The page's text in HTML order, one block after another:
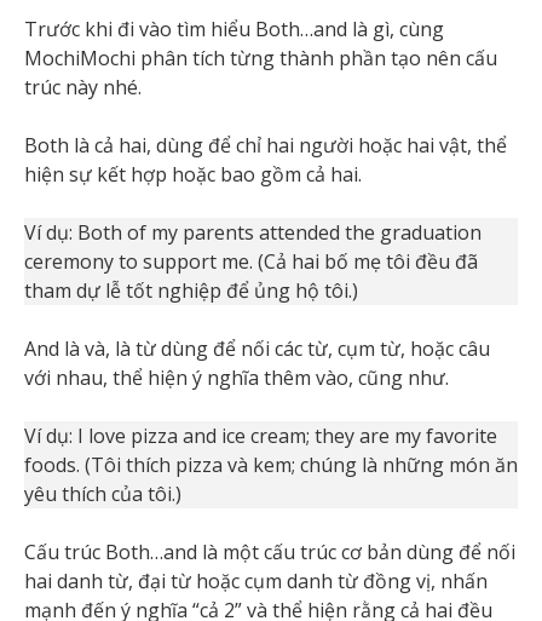
Trước khi đi vào tìm hiểu Both…and là gì, cùng
MochiMochi phân tích từng thành phần tạo nên cấu
trúc này nhé.
Both là cả hai, dùng để chỉ hai người hoặc hai vật, thể
hiện sự kết hợp hoặc bao gồm cả hai.
Ví dụ: Both of my parents attended the graduation
ceremony to support me. (Cả hai bố mẹ tôi đều đã
tham dự lễ tốt nghiệp để ủng hộ tôi.)
And là và, là từ dùng để nối các từ, cụm từ, hoặc câu
với nhau, thể hiện ý nghĩa thêm vào, cũng như.
Ví dụ: I love pizza and ice cream; they are my favorite
foods. (Tôi thích pizza và kem; chúng là những món ăn
yêu thích của tôi.)
Cấu trúc Both…and là một cấu trúc cơ bản dùng để nối
hai danh từ, đại từ hoặc cụm danh từ đồng vị, nhấn
mạnh đến ý nghĩa “cả 2” và thể hiện rằng cả hai đều